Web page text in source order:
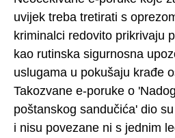
uvijek treba tretirati s
kriminalci redovito prikrivaju
kao rutinska sigurnosna
uslugama u pokušaju krađe
Takozvane e-poruke o
poštanskog sandučića' dio
i nisu povezane ni s jednim